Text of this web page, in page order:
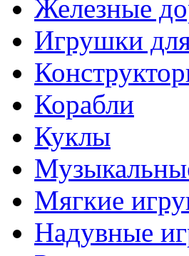
Железные
Игрушки
Корабли
Куклы
Мягкие
Надувные